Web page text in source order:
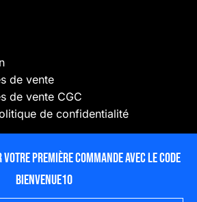
première commande avec le code
BIENVENUE10
de vente
de vente CGC
de confidentialité